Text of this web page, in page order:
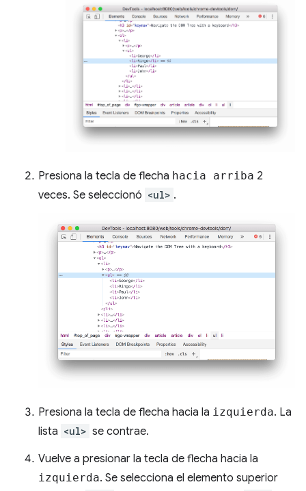
Presiona la tecla de flecha hacia arriba 2
veces. Se seleccionó <ul> .
Presiona la tecla de flecha hacia la izquierda. La
lista <ul> se contrae.
Vuelve a presionar la tecla de flecha hacia la
izquierda. Se selecciona el elemento superior